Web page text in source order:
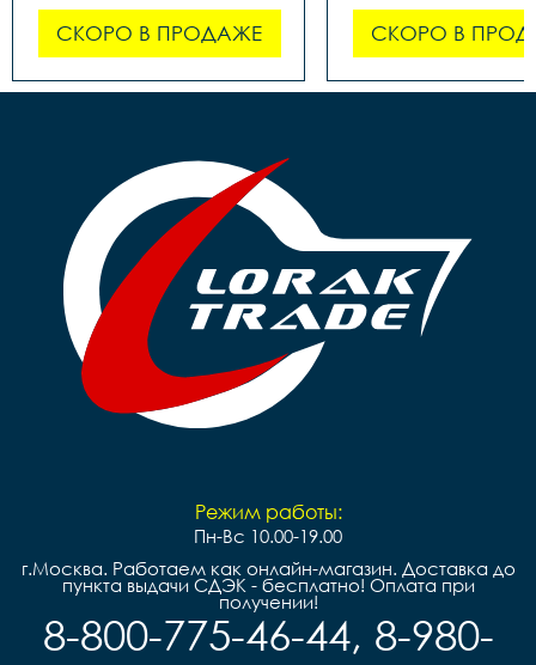
СКОРО В ПРОДАЖЕ СКОРО В
Режим работы:
Пн-Вс 10.00-19.00
г.Москва. Работаем как онлайн-магазин. Доставка до
пункта выдачи СДЭК - бесплатно! Оплата при
получении!
8-800-775-46-44, 8-980-